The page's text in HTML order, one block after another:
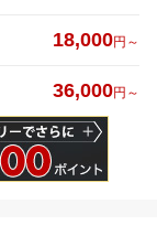
18,000円～
36,000円～